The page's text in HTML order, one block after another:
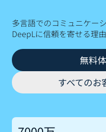
多言語でのコミュニケー
DeepLに信頼を寄せる理
無料
すべてのお